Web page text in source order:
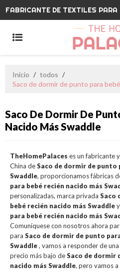
Inicio / todos /
Saco de dormir de punto para
Saco De Dormir De
Nacido Más Swaddle
TheHomePalaces es un fabricante
China deSaco de dormir de punto
Swaddle, proporcionamos fábricas
para bebé recién nacido más
personalizadas, marca privada Saco
bebé recién nacido más Swaddley
para bebé recién nacido más
Comuníquese con nosotros ahora
para Saco de dormir de punto
Swaddle, vamos a responder de
precio más bajo deSaco de dormir
nacido más Swaddle, pero vamos